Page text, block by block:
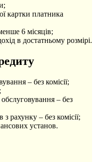
картки платника
6 місяців;
в достатньому розмірі.
– без комісії;
– без
рахунку – без комісії;
установ.